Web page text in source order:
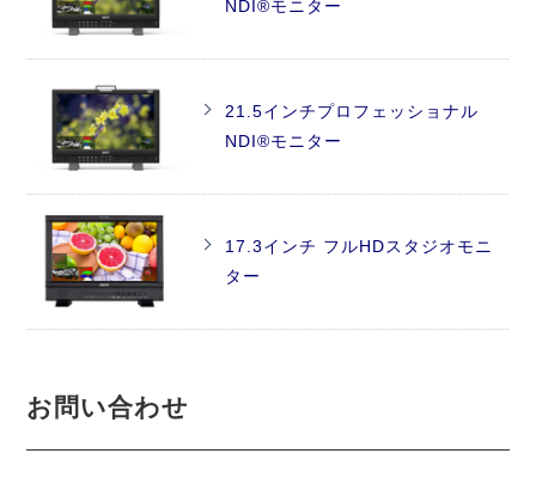
NDI®モニター
21.5インチプロフェッショナル
NDI®モニター
17.3インチ フルHDスタジオモニ
ター
お問い合わせ